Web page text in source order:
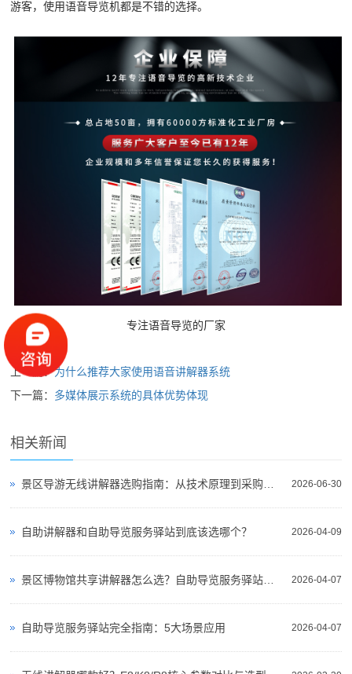
游客，使用语音导览机都是不错的选择。
专注语音导览的厂家
上一篇：为什么推荐大家使用语音讲解器系统
下一篇： 多媒体展示系统的具体优势体现
相关新闻
2026-06-30
2026-04-09
自助讲解器和自助导览服务驿站到底该选哪个？
2026-04-07
2026-04-07
自助导览服务驿站完全指南：5大场景应用